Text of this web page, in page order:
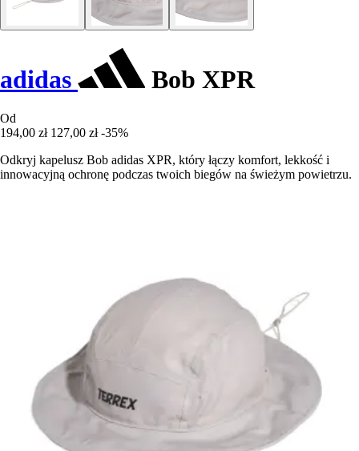
adidas Bob XPR
Od
194,00 zł 127,00 zł -35%
Odkryj kapelusz Bob adidas XPR, który łączy komfort, lekkość i
innowacyjną ochronę podczas twoich biegów na świeżym powietrzu.